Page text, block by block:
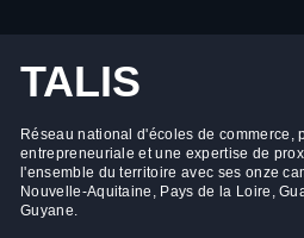
TALIS
Réseau national d'écoles de commerce,
entrepreneuriale et une expertise de
l'ensemble du territoire avec ses onze
Nouvelle-Aquitaine, Pays de la Loire,
Guyane.